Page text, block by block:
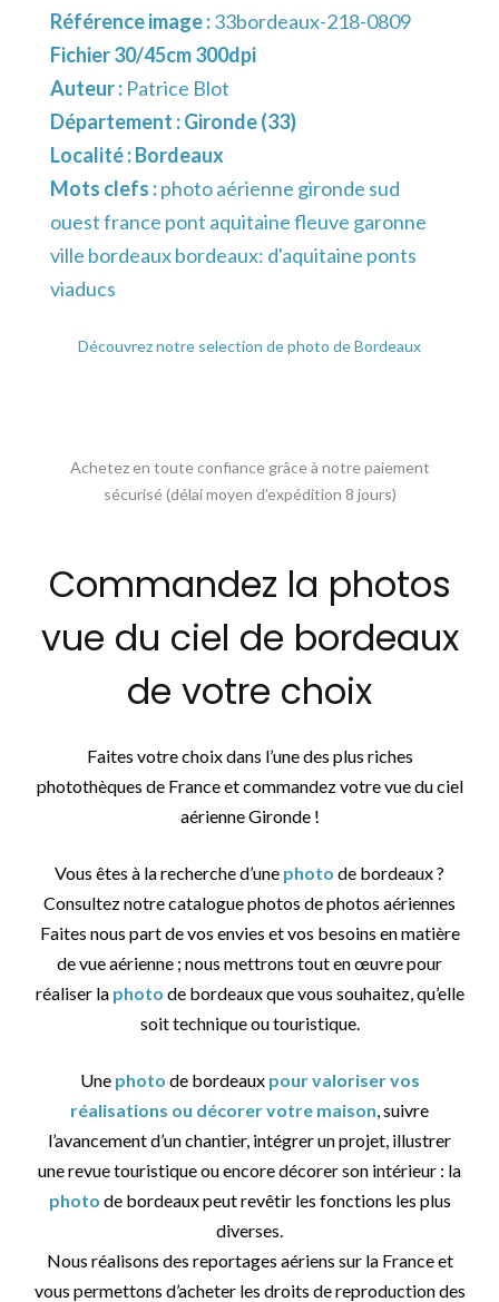
Référence image :33bordeaux-218-0809
Fichier 30/45cm 300dpi
Auteur : Patrice Blot
Département :Gironde (33)
Localité :Bordeaux
Mots clefs :photo aérienne gironde sud
ouest france pont aquitaine fleuve garonne
ville bordeaux bordeaux: d'aquitaine ponts
viaducs
Découvrez notre selection de photo de Bordeaux
Achetez en toute confiance grâce à notre paiement
sécurisé (délai moyen d’expédition 8 jours)
Commandez la photos
vue du ciel de bordeaux
de votre choix
Faites votre choix dans l’une des plus riches
photothèques de France et commandez votre vue du ciel
aérienne Gironde !
Vous êtes à la recherche d’une photo de bordeaux ?
Consultez notre catalogue photos de photos aériennes
Faites nous part de vos envies et vos besoins en matière
de vue aérienne ; nous mettrons tout en œuvre pour
réaliser la photo de bordeaux que vous souhaitez, qu’elle
soit technique ou touristique.
Une photo de bordeaux pour valoriser vos
réalisations ou décorer votre maison, suivre
l’avancement d’un chantier, intégrer un projet, illustrer
une revue touristique ou encore décorer son intérieur : la
photo de bordeaux peut revêtir les fonctions les plus
diverses.
Nous réalisons des reportages aériens sur la France et
vous permettons d’acheter les droits de reproduction des